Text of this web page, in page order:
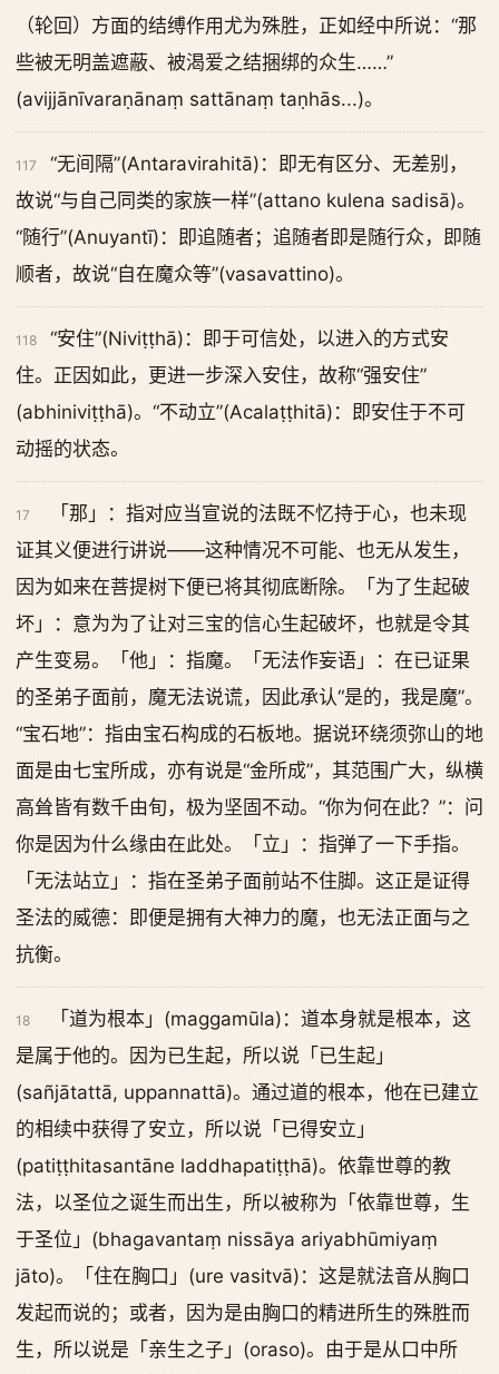
（轮回）方面的结缚作用尤为殊胜，正如经中所说：“那
些被无明盖遮蔽、被渴爱之结捆绑的众生……”
(avijjānīvaraṇānaṃ sattānaṃ taṇhās...)。
117
“无间隔”(Antaravirahitā)：即无有区分、无差别，
故说“与自己同类的家族一样”(attano kulena sadisā)。
“随行”(Anuyantī)：即追随者；追随者即是随行众，即随
顺者，故说“自在魔众等”(vasavattino)。
118
“安住”(Niviṭṭhā)：即于可信处，以进入的方式安
住。正因如此，更进一步深入安住，故称“强安住”
(abhiniviṭṭhā)。“不动立”(Acalaṭṭhitā)：即安住于不可
动摇的状态。
17
「那」：指对应当宣说的法既不忆持于心，也未现
证其义便进行讲说——这种情况不可能、也无从发生，
因为如来在菩提树下便已将其彻底断除。「为了生起破
坏」：意为为了让对三宝的信心生起破坏，也就是令其
产生变易。「他」：指魔。「无法作妄语」：在已证果
的圣弟子面前，魔无法说谎，因此承认“是的，我是魔”。
“宝石地”：指由宝石构成的石板地。据说环绕须弥山的地
面是由七宝所成，亦有说是“金所成”，其范围广大，纵横
高耸皆有数千由旬，极为坚固不动。“你为何在此？”：问
你是因为什么缘由在此处。「立」：指弹了一下手指。
「无法站立」：指在圣弟子面前站不住脚。这正是证得
圣法的威德：即便是拥有大神力的魔，也无法正面与之
抗衡。
18
「道为根本」(maggamūla)：道本身就是根本，这
是属于他的。因为已生起，所以说「已生起」
(sañjātattā, uppannattā)。通过道的根本，他在已建立
的相续中获得了安立，所以说「已得安立」
(patiṭṭhitasantāne laddhapatiṭṭhā)。依靠世尊的教
法，以圣位之诞生而出生，所以被称为「依靠世尊，生
于圣位」(bhagavantaṃ nissāya ariyabhūmiyaṃ
jāto)。「住在胸口」(ure vasitvā)：这是就法音从胸口
发起而说的；或者，因为是由胸口的精进所生的殊胜而
生，所以说是「亲生之子」(oraso)。由于是从口中所